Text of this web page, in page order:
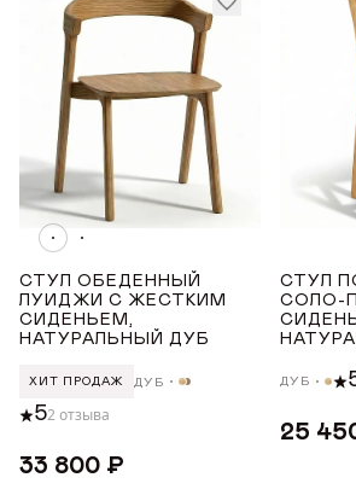
О ФАБРИКЕ
О нас
История
Награды
Телепроекты
VK Youtube Telegram
Бук
Дуб
МАТЕРИАЛ ОПОР
Бук
Дуб
УРОВЕНЬ МЯГКОСТИ
СТРАНА ПРОИЗВОДСТВА
СТУЛ ОБЕДЕННЫЙ
ЛУИДЖИ С ЖЕСТКИМ
СИДЕНЬЕМ,
НАТУРАЛЬНЫЙ ДУБ
ХИТ ПРОДАЖ ДУБ
52 отзыва
33 800 ₽
СТУЛ
СОЛО-
ДУБ
25